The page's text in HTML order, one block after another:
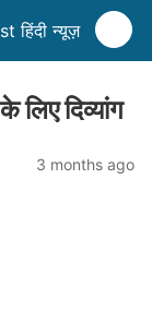
हिंदी न्यूज़
लिए दिव्यांग
3 months ago